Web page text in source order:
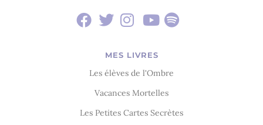
MES LIVRES
Les élèves de l'Ombre
Vacances Mortelles
Les Petites Cartes Secrètes